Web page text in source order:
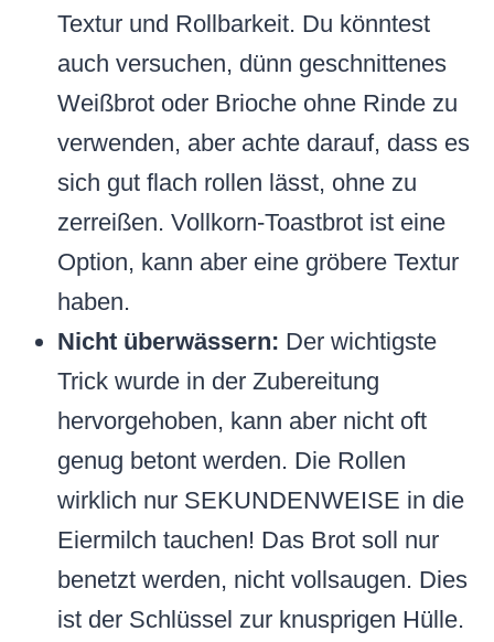
Textur und Rollbarkeit. Du könntest
auch versuchen, dünn geschnittenes
Weißbrot oder Brioche ohne Rinde zu
verwenden, aber achte darauf, dass es
sich gut flach rollen lässt, ohne zu
zerreißen. Vollkorn-Toastbrot ist eine
Option, kann aber eine gröbere Textur
haben.
Nicht überwässern: Der wichtigste
Trick wurde in der Zubereitung
hervorgehoben, kann aber nicht oft
genug betont werden. Die Rollen
wirklich nur SEKUNDENWEISE in die
Eiermilch tauchen! Das Brot soll nur
benetzt werden, nicht vollsaugen. Dies
ist der Schlüssel zur knusprigen Hülle.